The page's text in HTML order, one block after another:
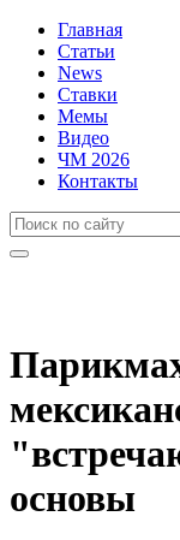
Главная
Статьи
News
Ставки
Мемы
Видео
ЧМ 2026
Контакты
основы